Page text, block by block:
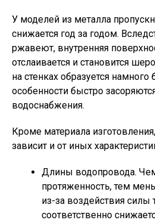
У моделей из металла
снижается год за годом.
ржавеют, внутренняя
отслаивается и становится
на стенках образуется
особенности быстро
водоснабжения.
Кроме материала
зависит и от иных
Длины водопровода.
протяженность, тем
из-за воздействия силы
соответственно